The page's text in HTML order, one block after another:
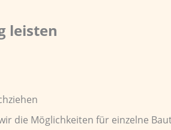
leisten
die Möglichkeiten für einzelne